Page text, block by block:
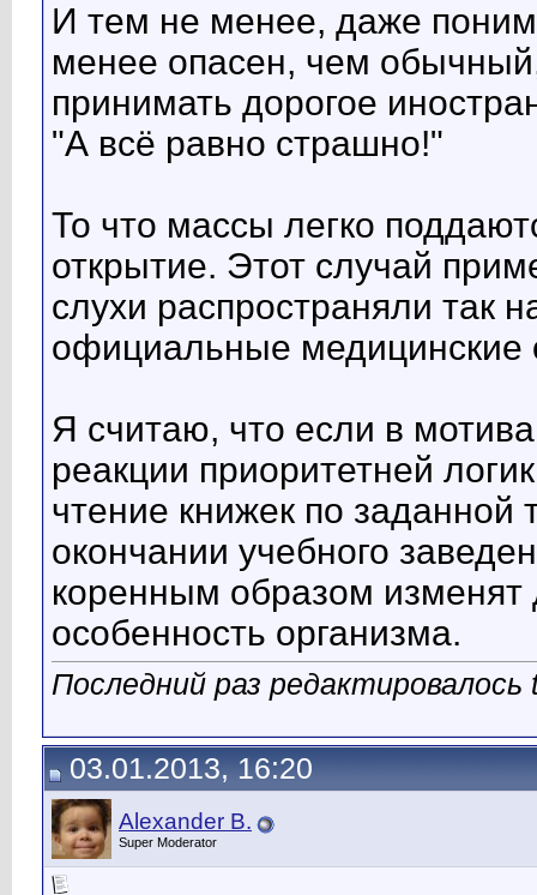
И тем не менее, даже
менее опасен, чем
принимать дорогое
"А всё равно страшно!"
То что массы легко
открытие. Этот случай
слухи распространяли
официальные медицинские
Я считаю, что если в
реакции приоритетней
чтение книжек по заданной
окончании учебного
коренным образом
особенность организма.
Последний раз
03.01.2013, 16:20
Alexander B.
Super Moderator